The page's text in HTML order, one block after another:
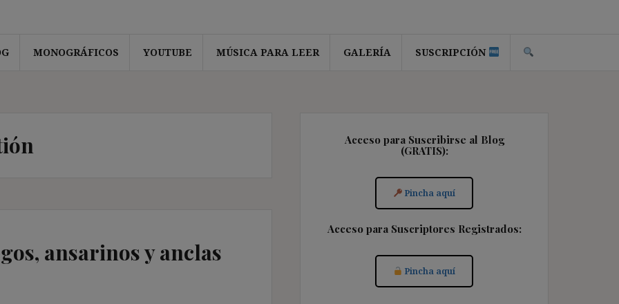
MONOGRÁFICOS YOUTUBE MÚSICA PARA LEER GALERÍA SUSCRIPCIÓN
ansarinos y anclas
Acceso para Suscribirse al Blog
(GRATIS):
Pincha aquí
Acceso para Suscriptores Registrados:
Pincha aquí